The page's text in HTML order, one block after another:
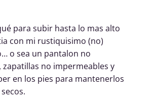
para subir hasta lo mas alto
con mi rustiquisimo (no)
o sea un pantalon no
no impermeables y
en los pies para mantenerlos